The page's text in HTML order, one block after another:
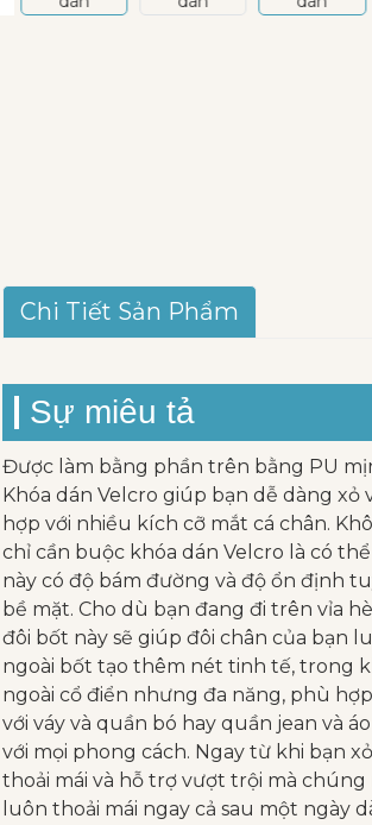
Chi Tiết Sản Phẩm
Sự miêu tả
Được làm bằng phần trên bằng PU
Khóa dán Velcro giúp bạn dễ dàng xỏ
hợp với nhiều kích cỡ mắt cá chân.
chỉ cần buộc khóa dán Velcro là có
này có độ bám đường và độ ổn định
bề mặt. Cho dù bạn đang đi trên vỉa
đôi bốt này sẽ giúp đôi chân của bạn
ngoài bốt tạo thêm nét tinh tế, trong
ngoài cổ điển nhưng đa năng, phù
với váy và quần bó hay quần jean và
với mọi phong cách. Ngay từ khi bạn
thoải mái và hỗ trợ vượt trội mà
luôn thoải mái ngay cả sau một ngày